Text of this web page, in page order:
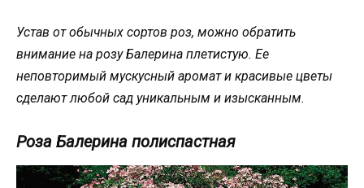
Устав от обычных сортов роз, можно обратить
внимание на розу Балерина плетистую. Ее
неповторимый мускусный аромат и красивые цветы
сделают любой сад уникальным и изысканным.
Роза Балерина полиспастная